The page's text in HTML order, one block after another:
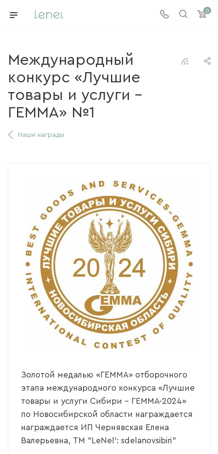
0
Международный
конкурс «Лучшие
товары и услуги -
ГЕММА» №1
Наши награды
Золотой медалью «ГЕММА» отборочного
этапа международного конкурса «Лучшие
товары и услуги Сибири – ГЕММА-2024»
по Новосибирской области награждается
награждается ИП Чернявская Елена
Валерьевна, ТМ "LeNel': sdelanovsibiri"